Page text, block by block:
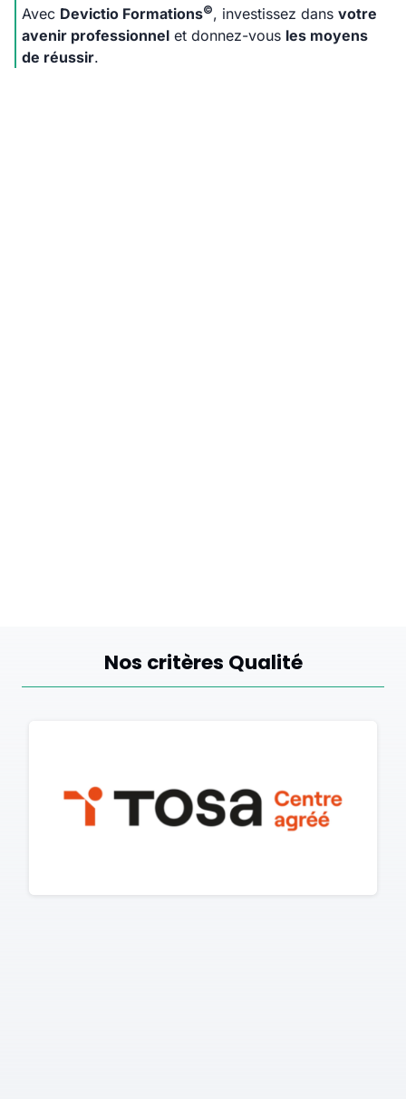
Avec Devictio Formations©, investissez dans votre
avenir professionnel et donnez-vous les moyens
de réussir.
Nos critères Qualité